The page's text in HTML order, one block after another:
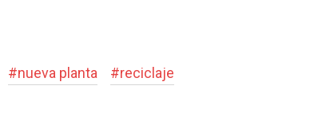
#nueva planta #reciclaje